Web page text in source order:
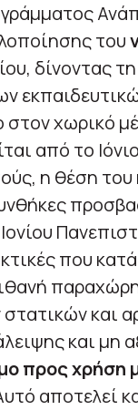
του
δίνοντας
χωρικό
από το
η θέση του
που
και
και μη
προς χρήση
αποτελεί